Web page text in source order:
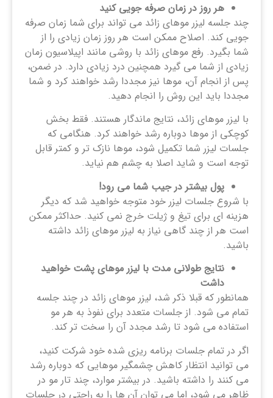
هر روز در زمان صرفه جویی کنید
چند جلسه لیزر موهای زائد می تواند برای شما زمان صرفه
جویی کند. اصلاح ممکن است هر روز زمان زیادی را از
شما بگیرد. رفع موهای زائد با روشی مانند اپیلاسیون زمان
زیادی از شما می گیرد همچنین درد زیادی دارد. در ضمن،
پس از انجام آن، موها نیز مجددا رشد خواهند کرد و شما
مجددا باید این روش را انجام دهید.
با لیزر موهای زائد، نتایج ماندگار هستند. فقط بخش
کوچکی از موها دوباره رشد خواهند کرد. هنگامی که
جلسات لیزر شما تکمیل شود، موها نازک تر و کمتر قابل
توجه است و شاید اصلا به چشم هم نیاید.
پول بیشتر در جیب شما می رود!
با شروع جلسات لیزر خود متوجه خواهید شد که دیگر
هزینه ای برای تیغ و ژیلت خرج نمی کنید. حداکثر ممکن
است هر از چند گاهی نیاز به لیزر موهای زائد داشته
باشید.
نتایج طولانی مدت با لیزر موهای پشت خواهید
داشت
همانطور که قبلا ذکر شد، لیزر موهای زائد در چند جلسه
تمام می شود. از جلسات متعدد برای نفوذ به هر مو
استفاده می شود تا رشد مجدد آن را سخت تر کند.
اگر در تمام جلسات برنامه ریزی شده خود شرکت کنید،
می توانید انتظار کاهش چشمگیر موهایی که دوباره رشد
می کنند را داشته باشید. در بیشتر موارد، چند تار مو در
ظاهر می شود، اما می توان آن ها را به راحتی در جلسات